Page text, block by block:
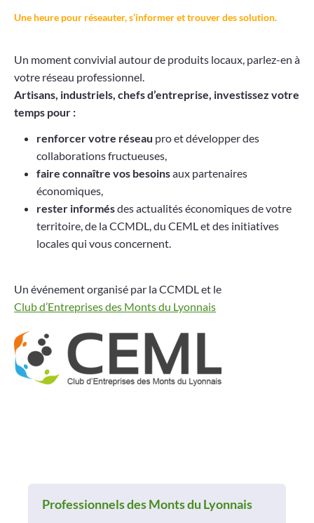
Une heure pour réseauter, s’informer et trouver des solution.
Un moment convivial autour de produits locaux, parlez-en à
votre réseau professionnel.
Artisans, industriels, chefs d’entreprise, investissez votre
temps pour :
renforcer votre réseau pro et développer des
collaborations fructueuses,
faire connaître vos besoinsaux partenaires
économiques,
rester informésdes actualités économiques de votre
territoire, de la CCMDL, du CEML et des initiatives
locales qui vous concernent.
Un événement organisé par la CCMDL et le
Club d’Entreprises des Monts du Lyonnais
Professionnels des Monts du Lyonnais
Infor’Monts, le journal de la CCMDL
Contact